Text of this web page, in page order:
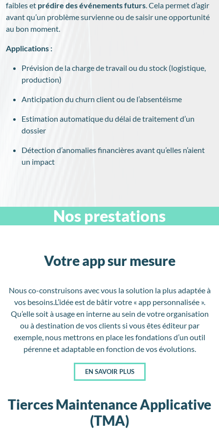
faibles et prédire des événements futurs. Cela permet d’agir
avant qu’un problème survienne ou de saisir une opportunité
au bon moment.
Applications :
Prévision de la charge de travail ou du stock (logistique,
production)
Anticipation du churn client ou de l’absentéisme
Estimation automatique du délai de traitement d’un
dossier
Détection d’anomalies financières avant qu’elles n’aient
un impact
Nos prestations
Votre app sur mesure
Nous co-construisons avec vous la solution la plus adaptée à
vos besoins.L’idée est de bâtir votre « app personnalisée ».
Qu’elle soit à usage en interne au sein de votre organisation
ou à destination de vos clients si vous êtes éditeur par
exemple, nous mettrons en place les fondations d’un outil
pérenne et adaptable en fonction de vos évolutions.
EN SAVOIR PLUS
Tierces Maintenance Applicative
(TMA)